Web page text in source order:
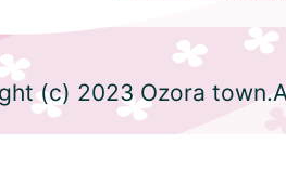
(c) 2023 Ozora